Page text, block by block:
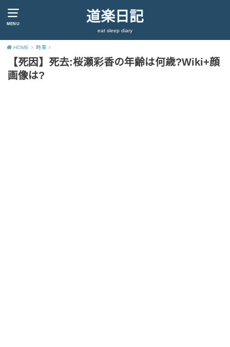
MENU 道楽日記
eat sleep diary
HOME 時事
【死因】死去:桜瀬彩香の年齢は何歳?Wiki+顔
画像は?